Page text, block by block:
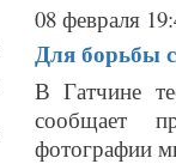
08 февраля
Для борьбы
В Гатчине
сообщает
фотографии